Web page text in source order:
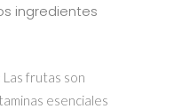
ingredientes
Las frutas son
esenciales